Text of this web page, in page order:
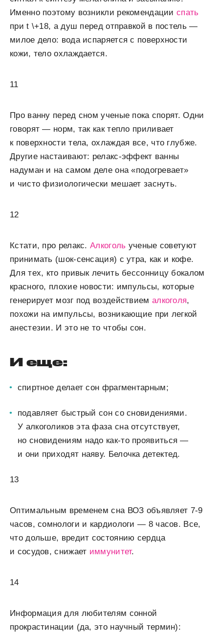
Именно поэтому возникли рекомендацииспать
при t \+18, а душ перед отправкой в постель —
милое дело: вода испаряется с поверхности
кожи, тело охлаждается.
11
Про ванну перед сном ученые пока спорят. Одни
говорят — норм, так как тепло приливает
к поверхности тела, охлаждая все, что глубже.
Другие настаивают: релакс-эффект ванны
надуман и на самом деле она «подогревает»
и чисто физиологически мешает заснуть.
12
Кстати, про релакс.Алкоголь ученые советуют
принимать (шок-сенсация) с утра, как и кофе.
Для тех, кто привык лечить бессонницу бокалом
красного, плохие новости: импульсы, которые
генерирует мозг под воздействием алкоголя,
похожи на импульсы, возникающие при легкой
анестезии. И это не то чтобы сон.
И еще:
спиртное делает сон фрагментарным;
подавляет быстрый сон со сновидениями.
У алкоголиков эта фаза сна отсутствует,
но сновидениям надо как-то проявиться —
и они приходят наяву. Белочка детектед.
13
Оптимальным временем сна ВОЗ объявляет 7-9
часов, сомнологи и кардиологи — 8 часов. Все,
что дольше, вредит состоянию сердца
и сосудов, снижает иммунитет.
14
Информация для любителям сонной
прокрастинации (да, это научный термин):